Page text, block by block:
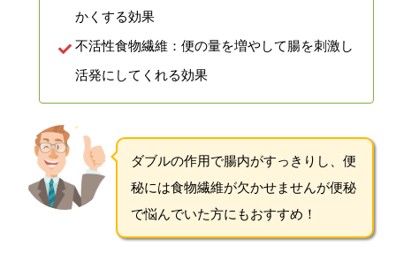
かくする効果
不活性食物繊維：便の量を増やして腸を刺激し
活発にしてくれる効果
ダブルの作用で腸内がすっきりし、便
秘には食物繊維が欠かせませんが便秘
で悩んでいた方にもおすすめ！